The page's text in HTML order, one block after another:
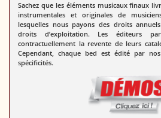
Sachez que les éléments musicaux finaux
instrumentales et originales de
lesquelles nous payons des droits
droits d’exploitation. Les éditeurs
contractuellement la revente de leurs
Cependant, chaque bed est édité par
spécificités.